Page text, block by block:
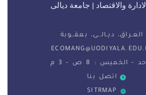
والاقتصاد | جامعة ديالى
العـراق، ديـالــى، بعقــوبة
- الخميس : 8 ص - 3 م
اتصل بنا
SITRMAP